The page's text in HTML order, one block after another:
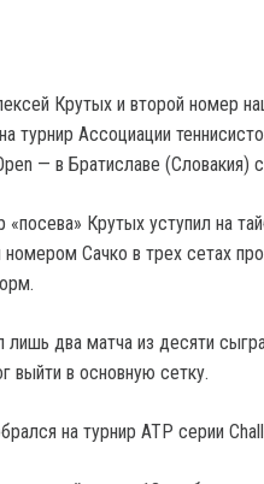
Крутых и второй номер
турнир Ассоциации
— в Братиславе (Словакия)
Крутых уступил на
Сачко в трех сетах
два матча из десяти
выйти в основную сетку.
на турнир ATP серии